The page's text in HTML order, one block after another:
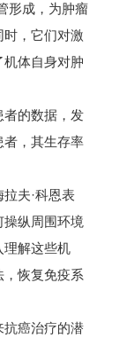
形成，为肿瘤
，它们对激
体自身对肿
的数据，发
者，其生存率
夫·科恩表
纵周围环境
理解这些机
恢复免疫系
癌治疗的潜